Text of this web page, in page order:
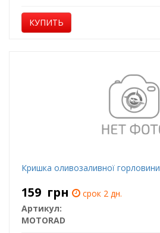
КУПИТЬ
Кришка оливозаливної горловини
159 грн
срок 2 дн.
Артикул:
MOTORAD